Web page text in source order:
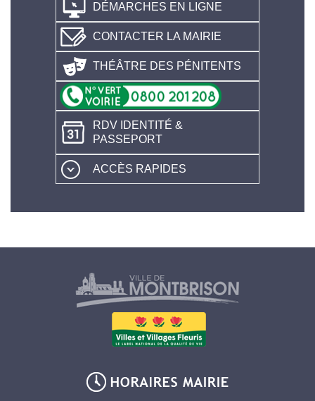
DÉMARCHES EN LIGNE
CONTACTER LA MAIRIE
THÉÂTRE DES PÉNITENTS
RDV IDENTITÉ &
PASSEPORT
ACCÈS RAPIDES